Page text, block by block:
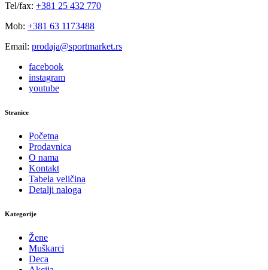
Tel/fax: +381 25 432 770
Mob: +381 63 1173488
Email: prodaja@sportmarket.rs
facebook
instagram
youtube
Stranice
Početna
Prodavnica
O nama
Kontakt
Tabela veličina
Detalji naloga
Kategorije
Žene
Muškarci
Deca